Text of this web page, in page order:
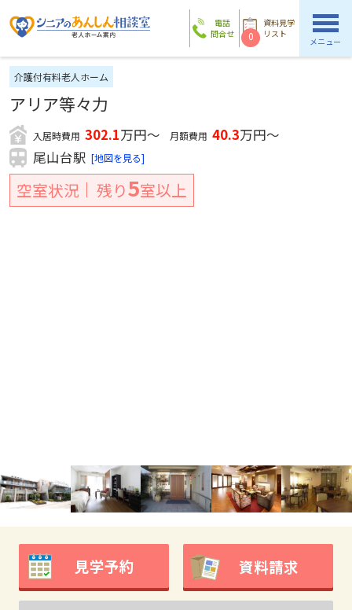
電話
問合せ
資料見学
リスト
0 メニュー
介護付有料老人ホーム
アリア等々力
入居時費用 302.1万円～ 月額費用 40.3万円～
尾山台駅 [地図を見る]
空室状況 残り5室以上
見学予約 資料請求